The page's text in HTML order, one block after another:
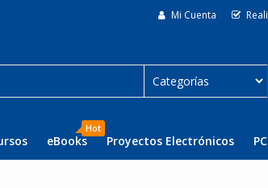
Mi Cuenta
eBooks
Hot
Proyectos Electrónicos